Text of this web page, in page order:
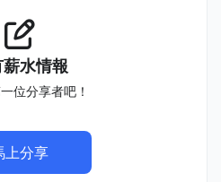
水情報
位分享者吧！
上分享